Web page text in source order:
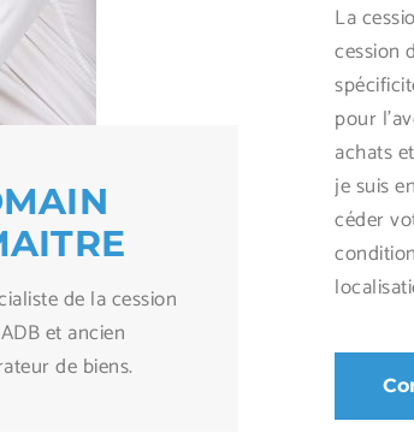
de la cession
et ancien
de biens.
La
cession
pour
achats
je suis
céder